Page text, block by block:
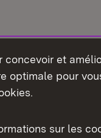
concevoir et
optimale pour
sur les